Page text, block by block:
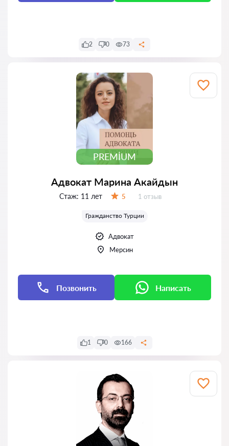
2 0 73
PREMIUM
Адвокат Марина Акайдын
Стаж: 11 лет 5 Отзывов:
1 отзыв
Гражданство Турции
Адвокат
Мерсин
Позвонить Написать
1 0 166